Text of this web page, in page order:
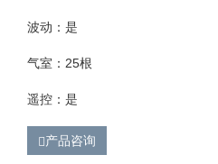
波动：是
气室：25根
遥控：是
产品咨询